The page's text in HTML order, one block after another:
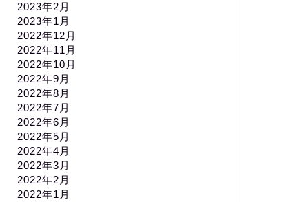
2023年2月
2023年1月
2022年12月
2022年11月
2022年10月
2022年9月
2022年8月
2022年7月
2022年6月
2022年5月
2022年4月
2022年3月
2022年2月
2022年1月